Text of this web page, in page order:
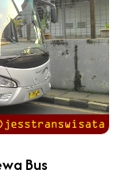
Bus